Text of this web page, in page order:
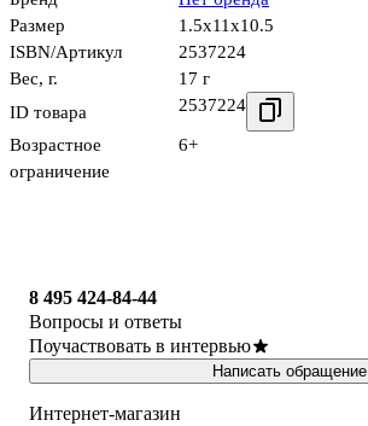
Размер
1.5x11x10.5
ISBN/Артикул
2537224
Вес, г.
17 г
ID товара
2537224
Возрастное
ограничение
6+
8 495 424-84-44
Вопросы и ответы
Поучаствовать в интервью
Написать обращение
Интернет-магазин